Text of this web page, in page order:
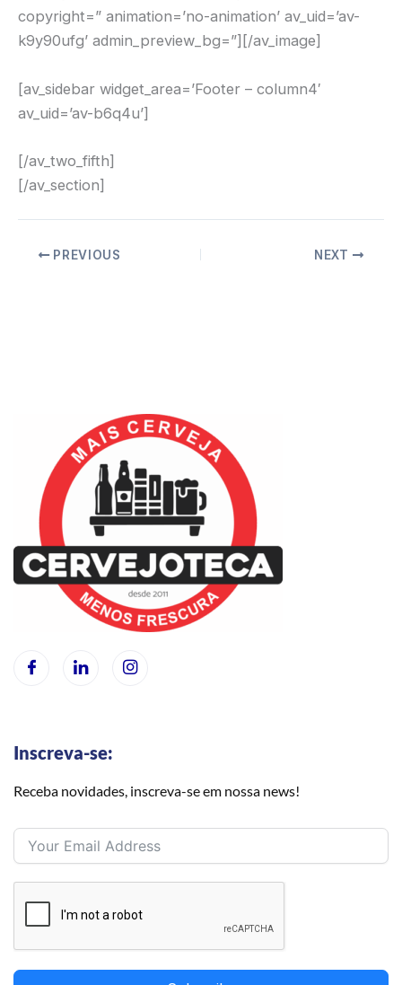
copyright=” animation=’no-animation’ av_uid=’av-
k9y90ufg’ admin_preview_bg=”][/av_image]
[av_sidebar widget_area=’Footer – column4′
av_uid=’av-b6q4u’]
[/av_two_fifth]
[/av_section]
PREVIOUS NEXT
Inscreva-se:
Receba novidades, inscreva-se em nossa news!